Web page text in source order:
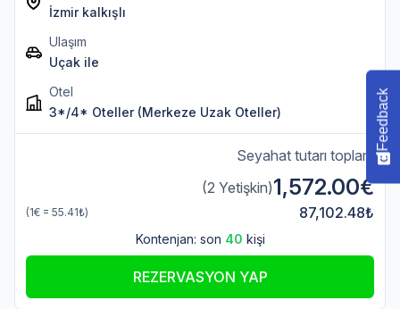
İzmir kalkışlı
Ulaşım
Uçak ile
Otel
3*/4* Oteller (Merkeze Uzak Oteller)
Seyahat tutarı toplam
(2 Yetişkin)1,572.00€
(1€ = 55.41₺) 87,102.48₺
Kontenjan: son 40 kişi
REZERVASYON YAP
Feedback